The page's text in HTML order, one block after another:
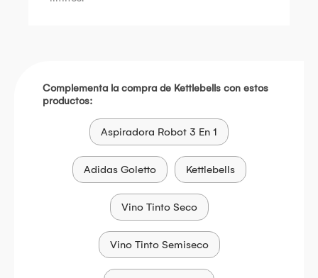
Complementa la compra de Kettlebells con estos
productos:
Aspiradora Robot 3 En 1
Adidas Goletto Kettlebells
Vino Tinto Seco
Vino Tinto Semiseco